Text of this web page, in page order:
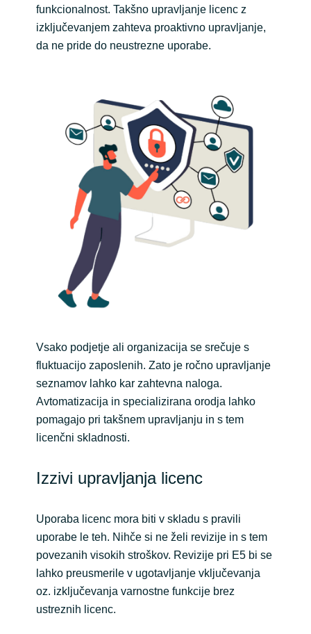
funkcionalnost. Takšno upravljanje licenc z
izključevanjem zahteva proaktivno upravljanje,
da ne pride do neustrezne uporabe.
Vsako podjetje ali organizacija se srečuje s
fluktuacijo zaposlenih. Zato je ročno upravljanje
seznamov lahko kar zahtevna naloga.
Avtomatizacija in specializirana orodja lahko
pomagajo pri takšnem upravljanju in s tem
licenčni skladnosti.
Izzivi upravljanja licenc
Uporaba licenc mora biti v skladu s pravili
uporabe le teh. Nihče si ne želi revizije in s tem
povezanih visokih stroškov. Revizije pri E5 bi se
lahko preusmerile v ugotavljanje vključevanja
oz. izključevanja varnostne funkcije brez
ustreznih licenc.